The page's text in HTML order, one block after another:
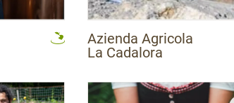
Azienda Agricola
La Cadalora